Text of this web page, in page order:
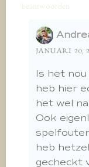
beantwoorden
JANUARI 20,
Is het
heb hier
het wel
Ook
heb
gecheckt